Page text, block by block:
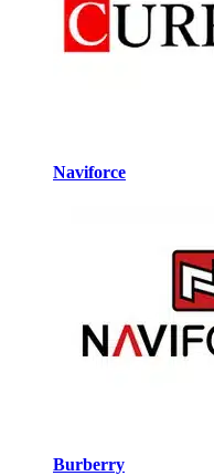
Naviforce
Burberry